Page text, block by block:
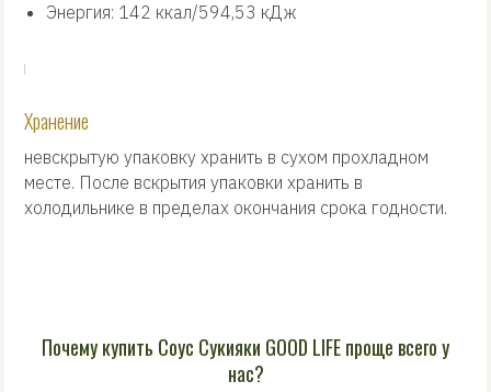
Энергия: 142 ккал/594,53 кДж
Хранение
невскрытую упаковку хранить в сухом прохладном
месте. После вскрытия упаковки хранить в
холодильнике в пределах окончания срока годности.
Почему купить Соус Сукияки GOOD LIFE проще всего у
нас?